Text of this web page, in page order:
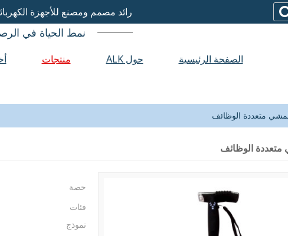
رائد مصمم ومصنع للأجهزة
نمط الحياة في
الصفحة الرئيسية حول ALK منتجات
متعددة الوظائف
الوظائف
حصة
فئات
نموذج